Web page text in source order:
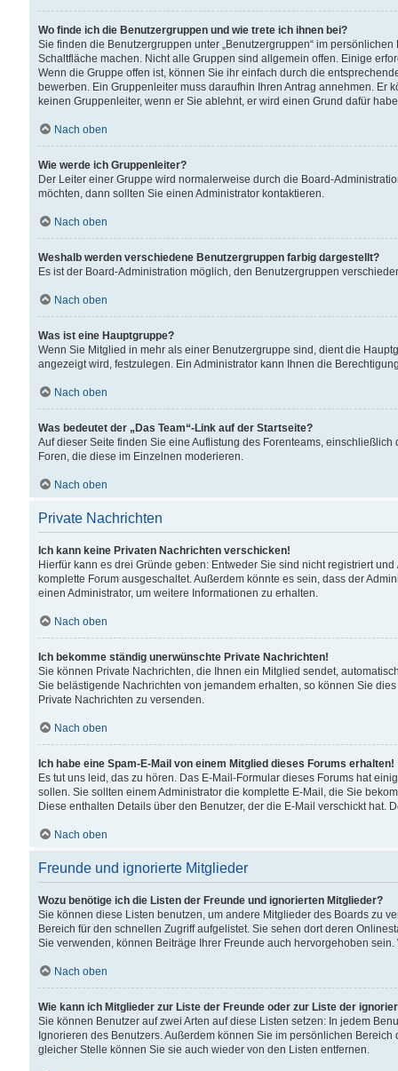
Wo finde ich die Benutzergruppen und wie trete ich ihnen bei?
Sie finden die Benutzergruppen unter „Benutzergruppen“ im
Schaltfläche machen. Nicht alle Gruppen sind allgemein offen. Einige
Wenn die Gruppe offen ist, können Sie ihr einfach durch die
bewerben. Ein Gruppenleiter muss daraufhin Ihren Antrag annehmen.
keinen Gruppenleiter, wenn er Sie ablehnt, er wird einen Grund dafür
Nach oben
Wie werde ich Gruppenleiter?
Der Leiter einer Gruppe wird normalerweise durch die Board-
möchten, dann sollten Sie einen Administrator kontaktieren.
Nach oben
Weshalb werden verschiedene Benutzergruppen farbig dargestellt?
Es ist der Board-Administration möglich, den Benutzergruppen
Nach oben
Was ist eine Hauptgruppe?
Wenn Sie Mitglied in mehr als einer Benutzergruppe sind, dient die
angezeigt wird, festzulegen. Ein Administrator kann Ihnen die
Nach oben
Was bedeutet der „Das Team“-Link auf der Startseite?
Auf dieser Seite finden Sie eine Auflistung des Forenteams,
Foren, die diese im Einzelnen moderieren.
Nach oben
Private Nachrichten
Ich kann keine Privaten Nachrichten verschicken!
Hierfür kann es drei Gründe geben: Entweder Sie sind nicht registriert
komplette Forum ausgeschaltet. Außerdem könnte es sein, dass der
einen Administrator, um weitere Informationen zu erhalten.
Nach oben
Ich bekomme ständig unerwünschte Private Nachrichten!
Sie können Private Nachrichten, die Ihnen ein Mitglied sendet,
Sie belästigende Nachrichten von jemandem erhalten, so können Sie
Private Nachrichten zu versenden.
Nach oben
Ich habe eine Spam-E-Mail von einem Mitglied dieses Forums erhalten!
Es tut uns leid, das zu hören. Das E-Mail-Formular dieses Forums hat
sollen. Sie sollten einem Administrator die komplette E-Mail, die Sie
Diese enthalten Details über den Benutzer, der die E-Mail verschickt hat.
Nach oben
Freunde und ignorierte Mitglieder
Wozu benötige ich die Listen der Freunde und ignorierten Mitglieder?
Sie können diese Listen benutzen, um andere Mitglieder des Boards zu
Bereich für den schnellen Zugriff aufgelistet. Sie sehen dort deren
Sie verwenden, können Beiträge Ihrer Freunde auch hervorgehoben
Nach oben
Wie kann ich Mitglieder zur Liste der Freunde oder zur Liste der
Sie können Benutzer auf zwei Arten auf diese Listen setzen: In jedem
Ignorieren des Benutzers. Außerdem können Sie im persönlichen
gleicher Stelle können Sie sie auch wieder von den Listen entfernen.